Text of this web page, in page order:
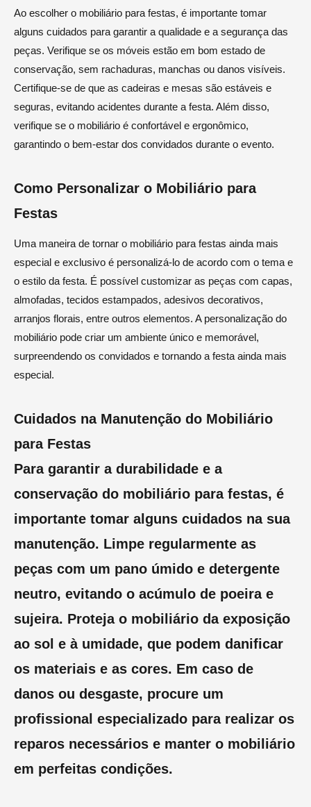
Ao escolher o mobiliário para festas, é importante tomar
alguns cuidados para garantir a qualidade e a segurança das
peças. Verifique se os móveis estão em bom estado de
conservação, sem rachaduras, manchas ou danos visíveis.
Certifique-se de que as cadeiras e mesas são estáveis e
seguras, evitando acidentes durante a festa. Além disso,
verifique se o mobiliário é confortável e ergonômico,
garantindo o bem-estar dos convidados durante o evento.
Como Personalizar o Mobiliário para
Festas
Uma maneira de tornar o mobiliário para festas ainda mais
especial e exclusivo é personalizá-lo de acordo com o tema e
o estilo da festa. É possível customizar as peças com capas,
almofadas, tecidos estampados, adesivos decorativos,
arranjos florais, entre outros elementos. A personalização do
mobiliário pode criar um ambiente único e memorável,
surpreendendo os convidados e tornando a festa ainda mais
especial.
Cuidados na Manutenção do Mobiliário
para Festas
Para garantir a durabilidade e a
conservação do mobiliário para festas, é
importante tomar alguns cuidados na sua
manutenção. Limpe regularmente as
peças com um pano úmido e detergente
neutro, evitando o acúmulo de poeira e
sujeira. Proteja o mobiliário da exposição
ao sol e à umidade, que podem danificar
os materiais e as cores. Em caso de
danos ou desgaste, procure um
profissional especializado para realizar os
reparos necessários e manter o mobiliário
em perfeitas condições.